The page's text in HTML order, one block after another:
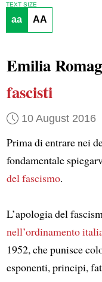
TEXT SIZE
aa AA
Emilia
fascisti
10 August 2016
Prima di entrare nei
fondamentale
del fascismo.
L’apologia del
nell’ordinamento
1952, che punisce
esponenti, principi,